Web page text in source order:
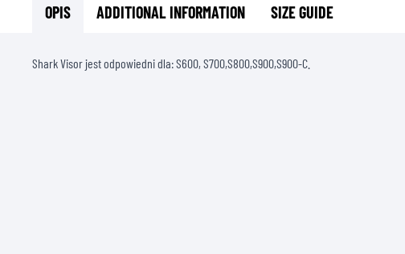
OPIS ADDITIONAL INFORMATION SIZE GUIDE
Shark Visor jest odpowiedni dla: S600, S700,S800,S900,S900-C.